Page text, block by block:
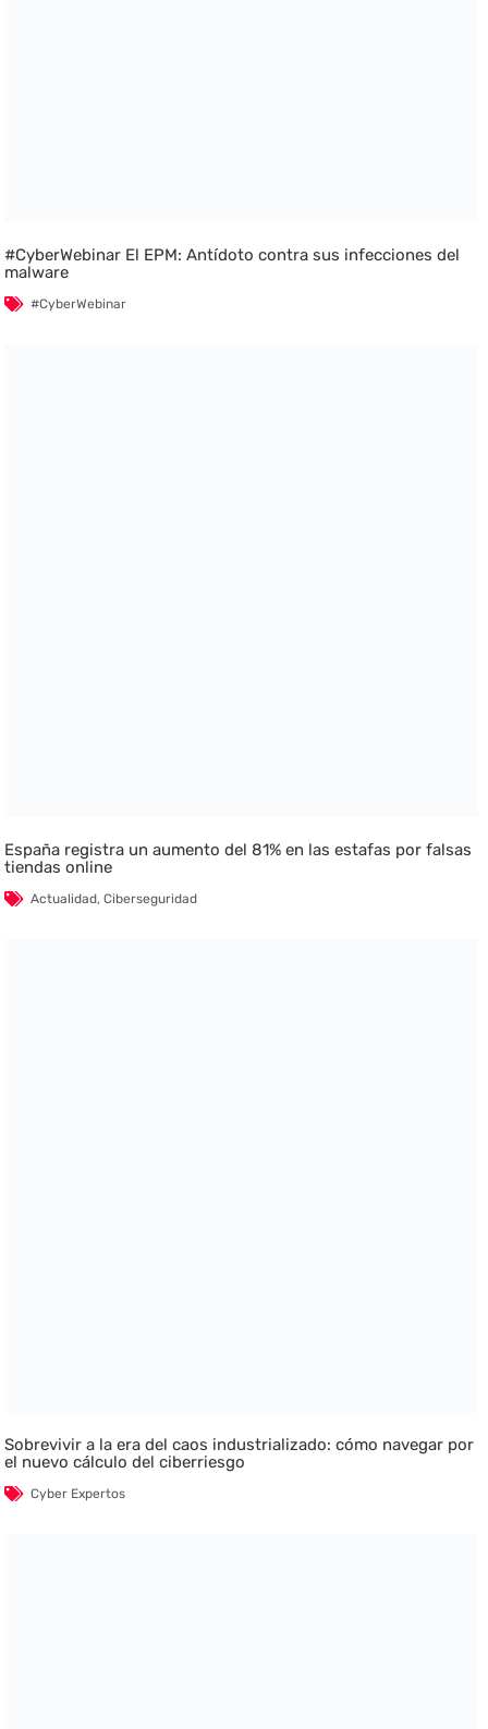
#CyberWebinar El EPM: Antídoto contra sus infecciones del
malware
#CyberWebinar
España registra un aumento del 81% en las estafas por falsas
tiendas online
Actualidad,Ciberseguridad
Sobrevivir a la era del caos industrializado: cómo navegar por
el nuevo cálculo del ciberriesgo
Cyber Expertos